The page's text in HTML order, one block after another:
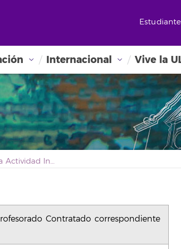
Internacional Vive la
Evaluación de la Actividad Investigadora para el Profesorado Contratado correspondiente al año 2021
Contratado correspondiente